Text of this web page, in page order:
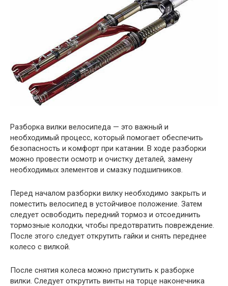
Разборка вилки велосипеда — это важный и
необходимый процесс, который помогает обеспечить
безопасность и комфорт при катании. В ходе разборки
можно провести осмотр и очистку деталей, замену
необходимых элементов и смазку подшипников.
Перед началом разборки вилку необходимо закрыть и
поместить велосипед в устойчивое положение. Затем
следует освободить передний тормоз и отсоединить
тормозные колодки, чтобы предотвратить повреждение.
После этого следует открутить гайки и снять переднее
колесо с вилкой.
После снятия колеса можно приступить к разборке
вилки. Следует открутить винты на торце наконечника